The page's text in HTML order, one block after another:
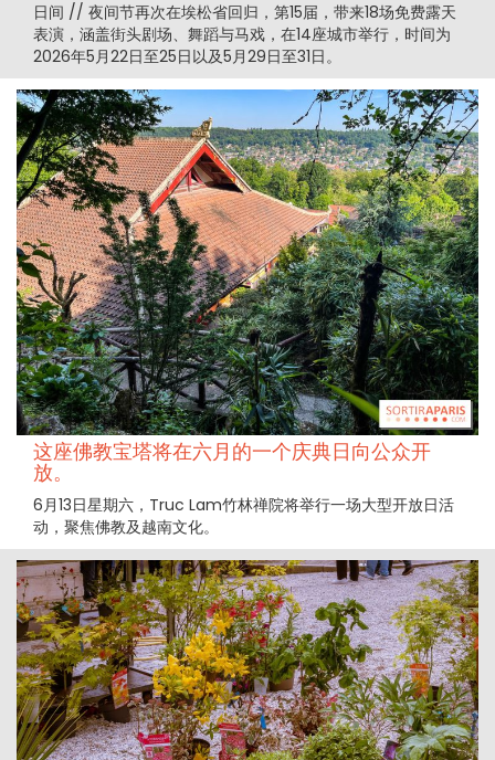
日间 // 夜间节再次在埃松省回归，第15届，带来18场免费露天
表演，涵盖街头剧场、舞蹈与马戏，在14座城市举行，时间为
2026年5月22日至25日以及5月29日至31日。
这座佛教宝塔将在六月的一个庆典日向公众开
放。
6月13日星期六，Truc Lam竹林禅院将举行一场大型开放日活
动，聚焦佛教及越南文化。